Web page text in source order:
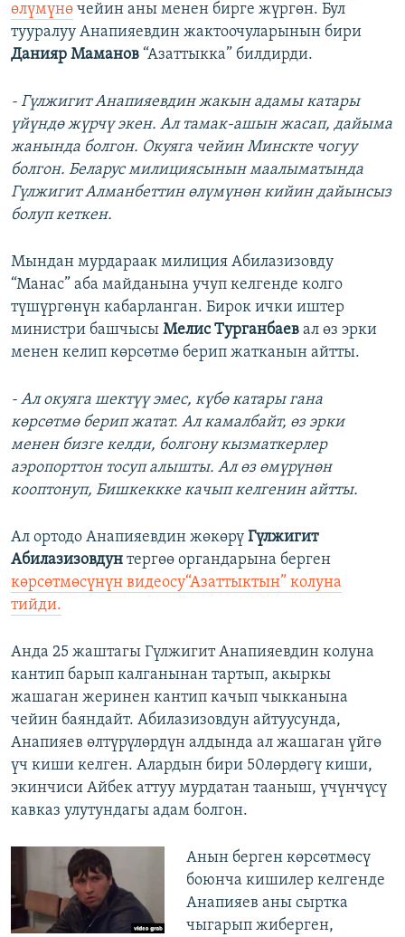
өлүмүнө чейин аны менен бирге жүргөн. Бул
тууралуу Анапияевдин жактоочуларынын бири
Данияр Маманов “Азаттыкка” билдирди.
- Гүлжигит Анапияевдин жакын адамы катары
үйүндө жүрчү экен. Ал тамак-ашын жасап, дайыма
жанында болгон. Окуяга чейин Минскте чогуу
болгон. Беларус милициясынын маалыматында
Гүлжигит Алманбеттин өлүмүнөн кийин дайынсыз
болуп кеткен.
Мындан мурдараак милиция Абилазизовду
“Манас” аба майданына учуп келгенде колго
түшүргөнүн кабарланган. Бирок ички иштер
министри башчысы Мелис Турганбаев ал өз эрки
менен келип көрсөтмө берип жатканын айтты.
- Ал окуяга шектүү эмес, күбө катары гана
көрсөтмө берип жатат. Ал камалбайт, өз эрки
менен бизге келди, болгону кызматкерлер
аэропорттон тосуп алышты. Ал өз өмүрүнөн
кооптонуп, Бишкеккке качып келгенин айтты.
Ал ортодо Анапияевдин жөкөрү Гүлжигит
Абилазизовдун тергөө органдарына берген
көрсөтмөсүнүн видеосу“Азаттыктын” колуна
тийди.
Анда 25 жаштагы Гүлжигит Анапияевдин колуна
кантип барып калганынан тартып, акыркы
жашаган жеринен кантип качып чыкканына
чейин баяндайт. Абилазизовдун айтуусунда,
Анапияев өлтүрүлөрдүн алдында ал жашаган үйгө
үч киши келген. Алардын бири 50лөрдөгү киши,
экинчиси Айбек аттуу мурдатан тааныш, үчүнчүсү
кавказ улутундагы адам болгон.
Анын берген көрсөтмөсү
боюнча кишилер келгенде
Анапияев аны сыртка
чыгарып жиберген,